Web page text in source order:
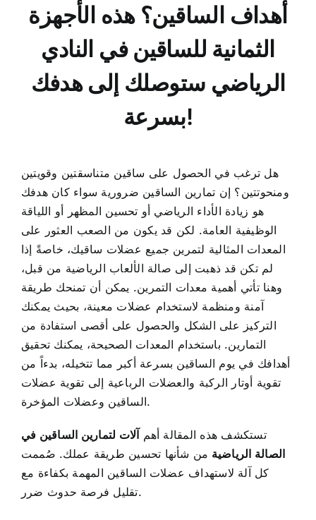
أهداف الساقين؟ هذه الأجهزة
الثمانية للساقين في النادي
الرياضي ستوصلك إلى هدفك
بسرعة!
هل ترغب في الحصول على ساقين متناسقتين وقويتين
ومنحوتتين؟ إن تمارين الساقين ضرورية سواء كان هدفك
هو زيادة الأداء الرياضي أو تحسين المظهر أو اللياقة
الوظيفية العامة. لكن قد يكون من الصعب العثور على
المعدات المثالية لتمرين جميع عضلات ساقيك، خاصةً إذا
لم تكن قد ذهبت إلى صالة الألعاب الرياضية من قبل،
وهنا تأتي أهمية معدات التمرين. يمكن أن تمنحك طريقة
آمنة ومنظمة لاستخدام عضلات معينة، بحيث يمكنك
التركيز على الشكل والحصول على أقصى استفادة من
التمارين. باستخدام المعدات الصحيحة، يمكنك تحقيق
أهدافك في يوم الساقين بسرعة أكبر مما تتخيله، بدءاً من
تقوية أوتار الركبة والعضلات الرباعية إلى تقوية عضلات
الساقين وعضلات المؤخرة.
تستكشف هذه المقالة أهم آلات لتمارين الساقين في
الصالة الرياضية من شأنها تحسين طريقة عملك. صُممت
كل آلة لاستهداف عضلات الساقين المهمة بكفاءة مع
تقليل فرصة حدوث ضرر.